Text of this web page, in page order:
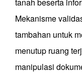
Mekanisme
tambahan untuk
menutup ruang
manipulasi